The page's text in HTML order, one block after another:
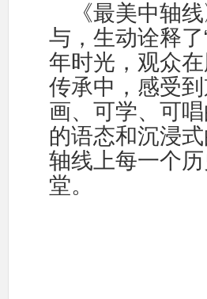
《最美中轴
与，生动诠释了
年时光，观众
传承中，感受
画、可学、可
的语态和沉浸
轴线上每一个
堂。